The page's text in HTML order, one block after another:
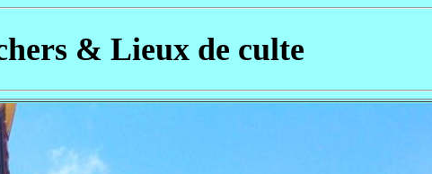
& Lieux de culte